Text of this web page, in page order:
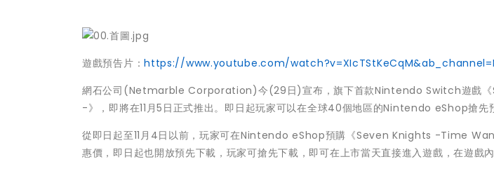
遊戲預告片：https://www.youtube.com/
網石公司(Netmarble Corporation)今(29日)宣布，旗下首款Nintendo Switch遊戲
-》，即將在11月5日正式推出。即日起玩家可以在全球40個地區的Nintendo eShop搶先
從即日起至11月4日以前，玩家可在Nintendo eShop預購《Seven Knights -Time
惠價，即日起也開放預先下載，玩家可搶先下載，即可在上市當天直接進入遊戲，在遊戲內